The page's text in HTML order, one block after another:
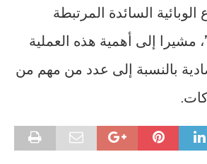
السائدة المرتبطة
مشيرا إلى أهمية هذه العملية
بالنسبة إلى عدد من مهم من